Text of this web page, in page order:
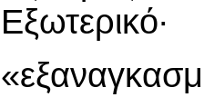
Εξωτερικό∙